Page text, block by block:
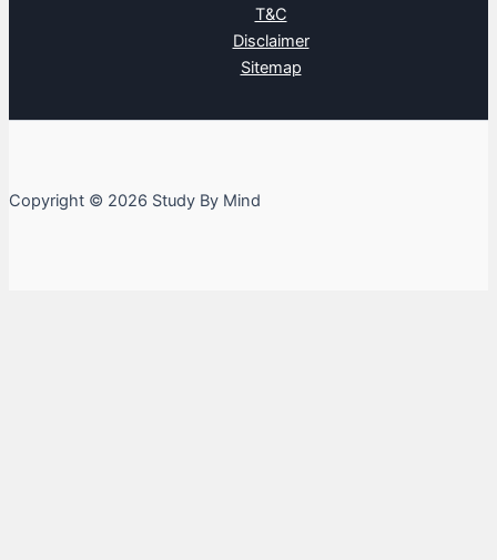
T&C
Disclaimer
Sitemap
Copyright © 2026 Study By Mind